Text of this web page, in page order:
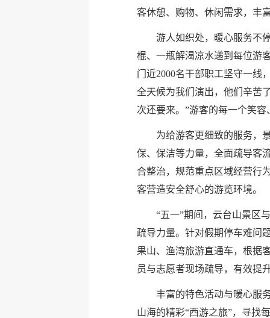
客休憩、购物、休闲需求，丰
游人如织处，暖心服务不
棍、一瓶解渴凉水递到每位游
门近2000名干部职工坚守一线
全天候为我们演出，他们辛苦
次还要来。”游客的每一个笑
为给游客更细致的服务，
保、保洁等力量，全面疏导客
合整治，规范重点区域经营行
客营造安全舒心的游览环境。
“五一”期间，云台山景区
疏导力量。针对假期停车难问
果山、渔湾旅游直通车，根据
员与志愿者现场疏导，有效提
丰富的特色活动与暖心服
山海的精彩“西游之旅”，寻找